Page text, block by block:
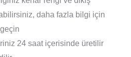
daha fazla bilgi için
24 saat içerisinde üretilir